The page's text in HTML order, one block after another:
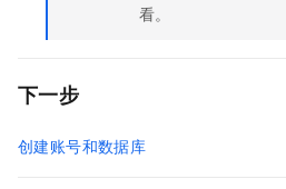
看。
下一步
创建账号和数据库